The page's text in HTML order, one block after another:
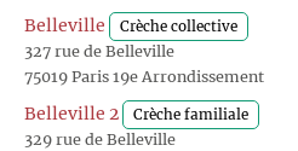
Belleville Crèche collective
327 rue de Belleville
75019 Paris 19e Arrondissement
Belleville 2 Crèche familiale
329 rue de Belleville